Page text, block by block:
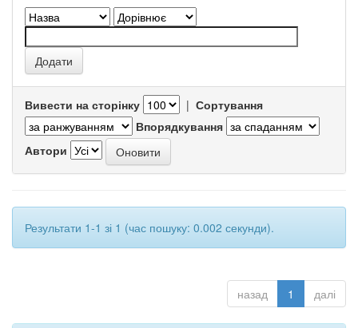
Вивести на сторінку | Сортування
Впорядкування
Автори
Результати 1-1 зі 1 (час пошуку: 0.002 секунди).
назад 1 далі